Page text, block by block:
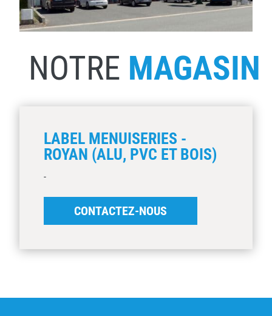
NOTRE MAGASIN
LABEL MENUISERIES -
ROYAN (ALU, PVC ET BOIS)
-
CONTACTEZ-NOUS